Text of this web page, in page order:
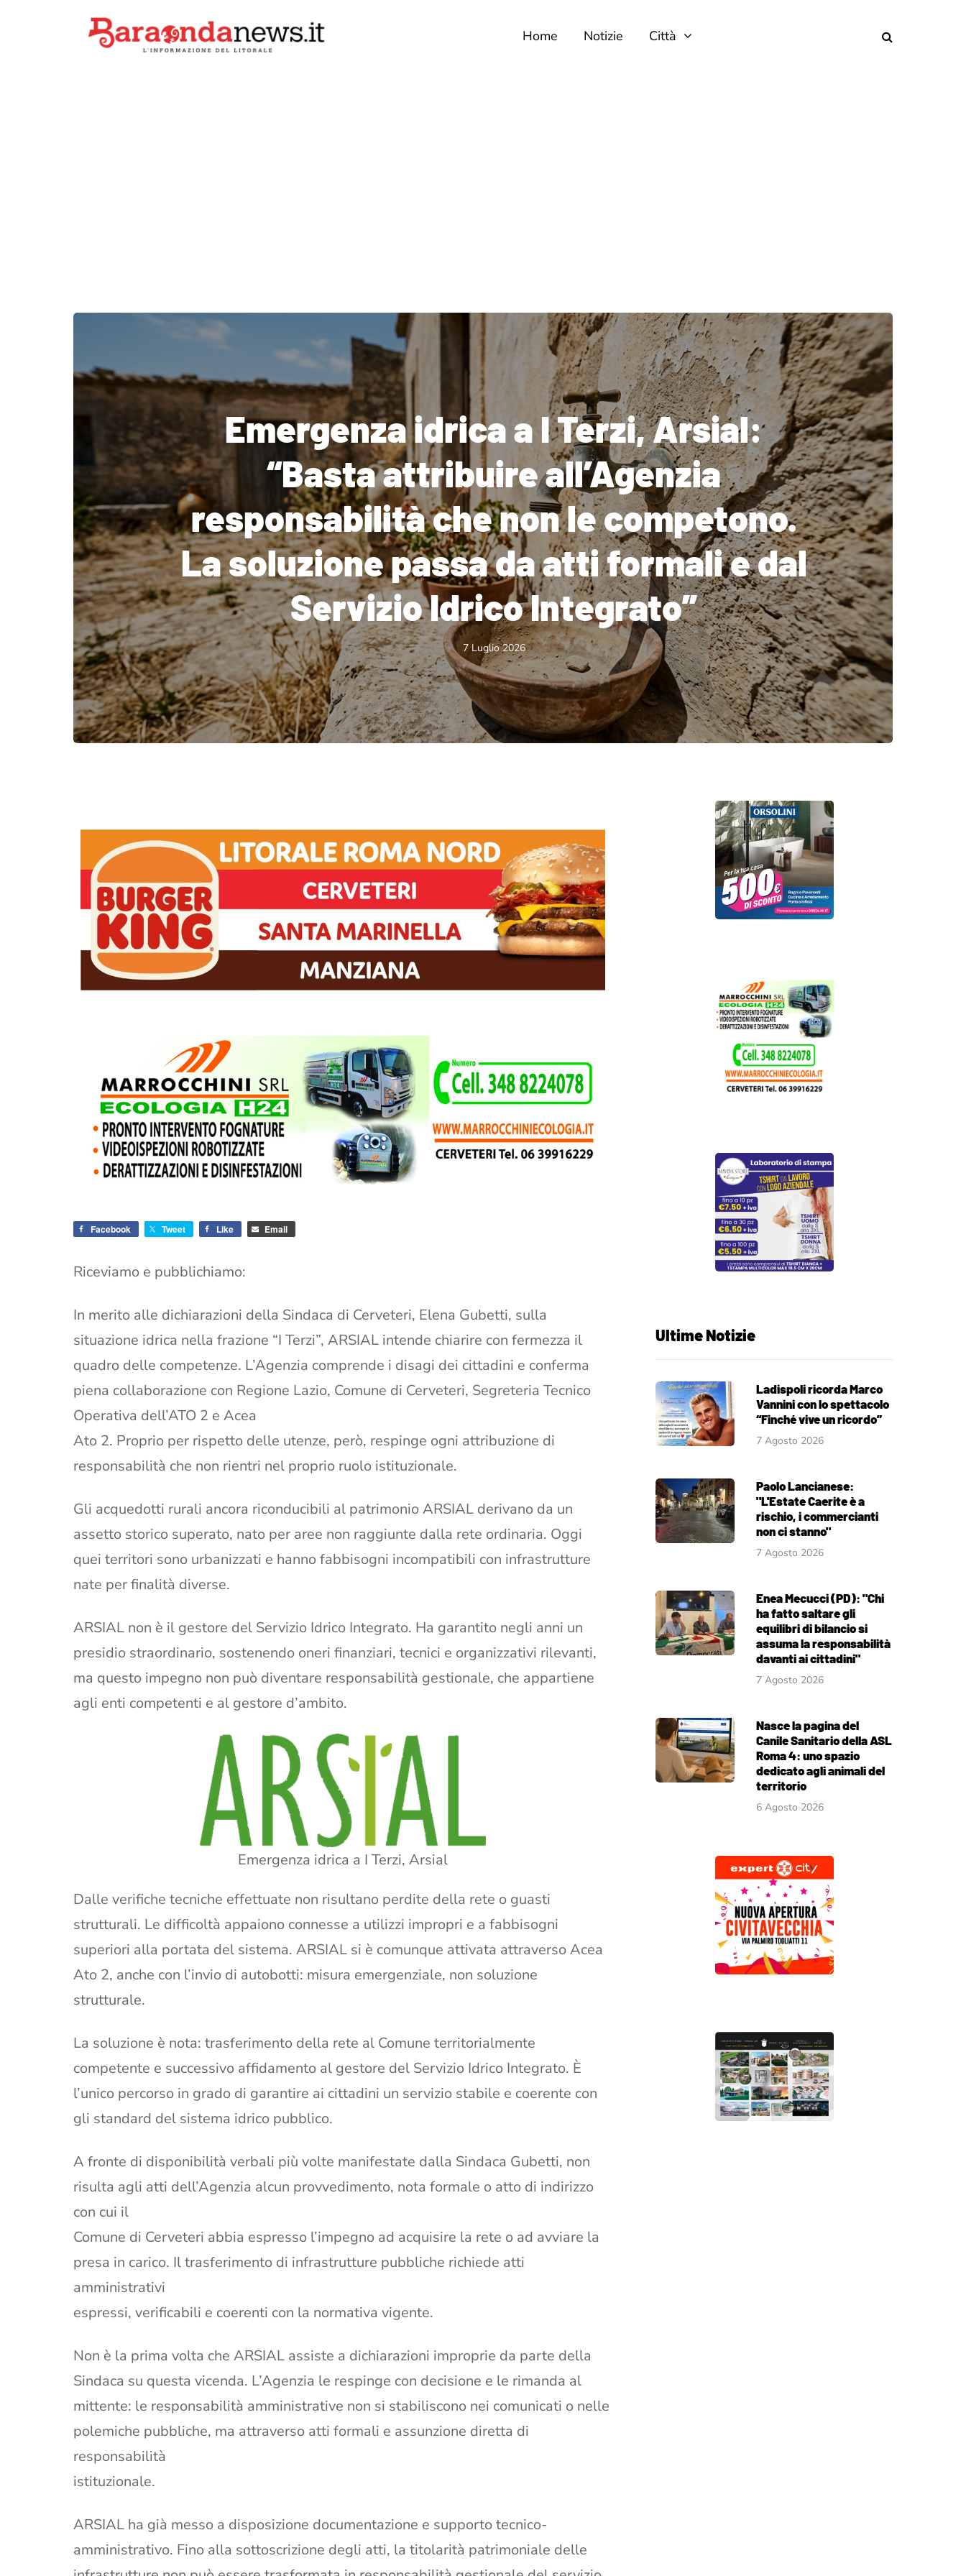
Home Notizie Città
Emergenza idrica a I Terzi, Arsial:
“Basta attribuire all’Agenzia
responsabilità che non le competono.
La soluzione passa da atti formali e dal
Servizio Idrico Integrato”
7 Luglio 2026
Facebook Tweet Like Email
Riceviamo e pubblichiamo:
In merito alle dichiarazioni della Sindaca di Cerveteri, Elena Gubetti, sulla
situazione idrica nella frazione “I Terzi”, ARSIAL intende chiarire con fermezza il
quadro delle competenze. L’Agenzia comprende i disagi dei cittadini e conferma
piena collaborazione con Regione Lazio, Comune di Cerveteri, Segreteria Tecnico
Operativa dell’ATO 2 e Acea
Ato 2. Proprio per rispetto delle utenze, però, respinge ogni attribuzione di
responsabilità che non rientri nel proprio ruolo istituzionale.
Gli acquedotti rurali ancora riconducibili al patrimonio ARSIAL derivano da un
assetto storico superato, nato per aree non raggiunte dalla rete ordinaria. Oggi
quei territori sono urbanizzati e hanno fabbisogni incompatibili con infrastrutture
nate per finalità diverse.
ARSIAL non è il gestore del Servizio Idrico Integrato. Ha garantito negli anni un
presidio straordinario, sostenendo oneri finanziari, tecnici e organizzativi rilevanti,
ma questo impegno non può diventare responsabilità gestionale, che appartiene
agli enti competenti e al gestore d’ambito.
Emergenza idrica a I Terzi, Arsial
Dalle verifiche tecniche effettuate non risultano perdite della rete o guasti
strutturali. Le difficoltà appaiono connesse a utilizzi impropri e a fabbisogni
superiori alla portata del sistema. ARSIAL si è comunque attivata attraverso Acea
Ato 2, anche con l’invio di autobotti: misura emergenziale, non soluzione
strutturale.
La soluzione è nota: trasferimento della rete al Comune territorialmente
competente e successivo affidamento al gestore del Servizio Idrico Integrato. È
l’unico percorso in grado di garantire ai cittadini un servizio stabile e coerente con
gli standard del sistema idrico pubblico.
A fronte di disponibilità verbali più volte manifestate dalla Sindaca Gubetti, non
risulta agli atti dell’Agenzia alcun provvedimento, nota formale o atto di indirizzo
con cui il
Comune di Cerveteri abbia espresso l’impegno ad acquisire la rete o ad avviare la
presa in carico. Il trasferimento di infrastrutture pubbliche richiede atti
amministrativi
espressi, verificabili e coerenti con la normativa vigente.
Non è la prima volta che ARSIAL assiste a dichiarazioni improprie da parte della
Sindaca su questa vicenda. L’Agenzia le respinge con decisione e le rimanda al
mittente: le responsabilità amministrative non si stabiliscono nei comunicati o nelle
polemiche pubbliche, ma attraverso atti formali e assunzione diretta di
responsabilità
istituzionale.
ARSIAL ha già messo a disposizione documentazione e supporto tecnico-
amministrativo. Fino alla sottoscrizione degli atti, la titolarità patrimoniale delle
Ultime Notizie
Ladispoli ricorda Marco
Vannini con lo spettacolo
“Finché vive un ricordo”
7 Agosto 2026
Paolo Lancianese:
"L'Estate Caerite è a
rischio, i commercianti
non ci stanno"
7 Agosto 2026
Enea Mecucci (PD): "Chi
ha fatto saltare gli
equilibri di bilancio si
assuma la responsabilità
davanti ai cittadini"
7 Agosto 2026
Nasce la pagina del
Canile Sanitario della ASL
Roma 4: uno spazio
dedicato agli animali del
territorio
6 Agosto 2026